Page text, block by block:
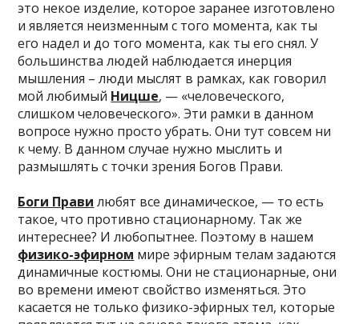
это некое изделие, которое заранее изготовлено
и является неизменным с того момента, как ты
его надел и до того момента, как ты его снял. У
большинства людей наблюдается инерция
мышления – люди мыслят в рамках, как говорил
мой любимый Ницше, — «человеческого,
слишком человеческого». Эти рамки в данном
вопросе нужно просто убрать. Они тут совсем ни
к чему. В данном случае нужно мыслить и
размышлять с точки зрения Богов Прави.
Боги Прави любят все динамическое, — то есть
такое, что противно стационарному. Так же
интереснее? И любопытнее. Поэтому в нашем
физико-эфирном мире эфирным телам задаются
динамичные костюмы. Они не стационарные, они
во времени имеют свойство изменяться. Это
касается не только физико-эфирных тел, которые